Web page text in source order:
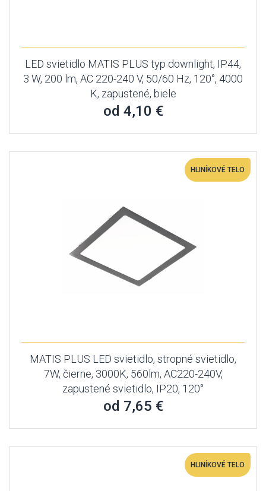
LED svietidlo MATIS PLUS typ downlight, IP44,
3 W, 200 lm, AC 220-240 V, 50/60 Hz, 120°, 4000
K, zapustené, biele
od 4,10 €
HLINÍKOVÉ TELO
MATIS PLUS LED svietidlo, stropné svietidlo,
7W, čierne, 3000K, 560lm, AC220-240V,
zapustené svietidlo, IP20, 120°
od 7,65 €
HLINÍKOVÉ TELO